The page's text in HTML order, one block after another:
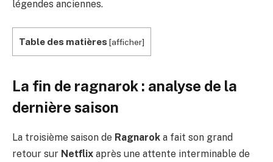
légendes anciennes.
Table des matières [afficher]
La fin de ragnarok : analyse de la
dernière saison
La troisième saison de Ragnarok a fait son grand
retour sur Netflix après une attente interminable de